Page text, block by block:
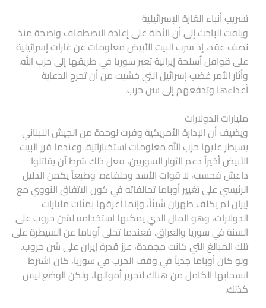
تسريب أنباء الغارة الإسرائيلية
ويلفت الباحث إلى أن الأدلة على إعادة الاصطفاف واضحة منذ
نصف عقد، إذ سرب البيت الأبيض معلومات عن غارات إسرائيلية
على قوافل أسلحة إيرانية تعبر سوريا في طريقها إلى حزب الله.
وأثار الأمر غضب إسرائيل التي خشيت من أن تحرج الدعاية
أعداءها وتدفعهم إلى سن حرب.
مليارات الدولارات
ويضيف أن الإدارة الأمريكية وفرت لوحدة من الجيش اللبناني
يسيطر عليها حزب الله معلومات استخباراتية. وعندما قرر البيت
الأبيض أخيراً دعم الثوار السوريين، فعل ذلك شرط أن يقاتلوا
داعش فحسب، لا قوات الأسد وحلفاءه. وطبعاً يكمن الدليل
الرئيسي على تغيير أوباما تحالفاته في كون الاتفاق النووي مع
إيران لم يكلف طهران شيئاً، وإنما أغرقها بمئات مليارات
الدولارات، وهو المال الذي يمكنها استخدامه لشن حروب على
السنة في سوريا والعراق. فعندما تخلى أوباما عن السيطرة على
تلك المبالغ التي كانت مجمدة، عزز قدرة إيران على شن حروب.
ولو كان أوباما جدياً في وقف الحرب في سوريا، كان اشترط
انسحابها الكامل من هناك لتحرير أموالها، ولكن الوضع ليس
كذلك.